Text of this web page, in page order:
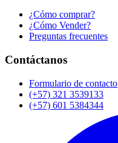
¿Cómo comprar?
¿Cómo Vender?
Preguntas frecuentes
Contáctanos
Formulario de contacto
(+57) 321 3539133
(+57) 601 5384344